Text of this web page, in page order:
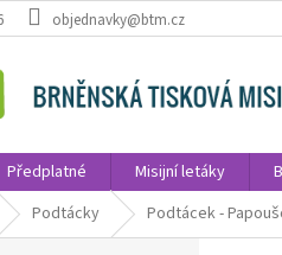
objednavky@btm.cz
Předplatné Misijní letáky
Podtácky Podtácek -